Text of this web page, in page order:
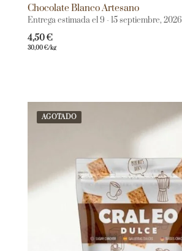
Chocolate Blanco Artesano
Entrega estimada el 9 - 15 septiembre, 2026
4,50€
30,00€/kg
AGOTADO